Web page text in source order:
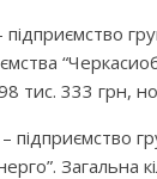
тис. 333 грн,
підприємство
Загальна